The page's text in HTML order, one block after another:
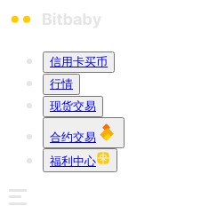
信用卡买币
行情
现货交易
合约交易
福利中心